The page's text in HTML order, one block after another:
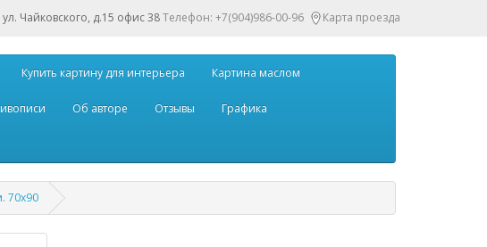
Чайковского, д.15 офис 38Телефон: +7(904)986-00-96 Карта проезда
Купить картину для интерьера Картина маслом
Об авторе Отзывы Графика
70х90